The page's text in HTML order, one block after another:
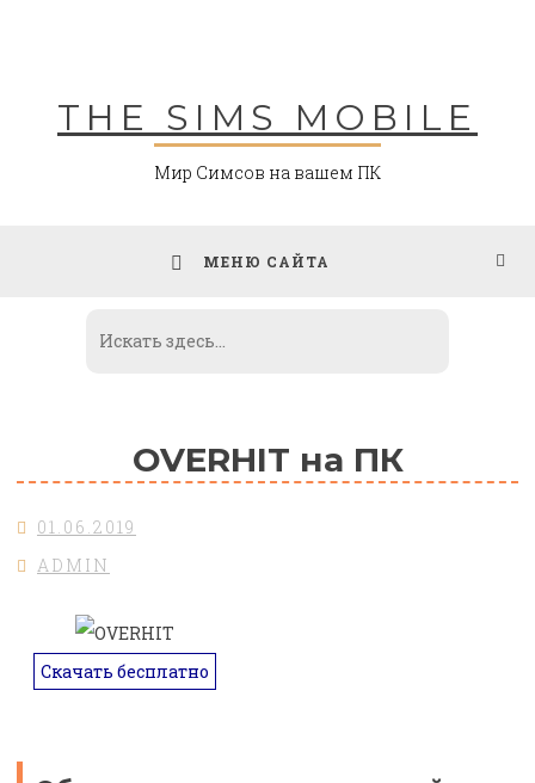
THE SIMS MOBILE
Мир Симсов на вашем ПК
МЕНЮ САЙТА
OVERHIT на ПК
01.06.2019
ADMIN
Скачать бесплатно